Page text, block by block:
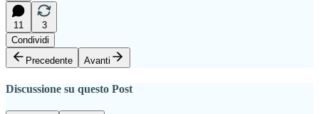
11
3
Condividi
Precedente
Avanti
Discussione su questo Post